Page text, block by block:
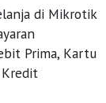
di Mikrotik
Prima, Kartu